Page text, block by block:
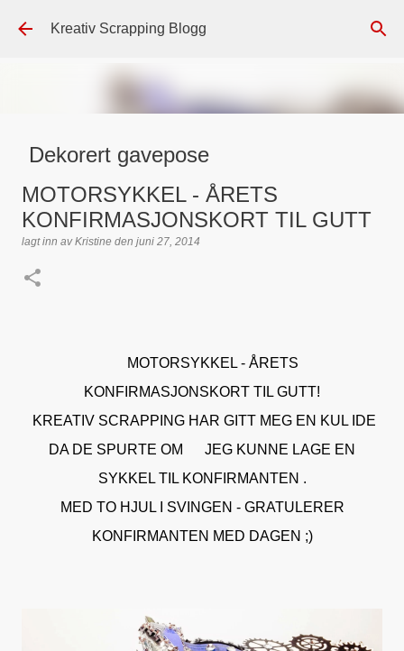
Gå til hovedinnhold
Kreativ Scrapping Blogg
Dekorert gavepose
august 04, 2026
TEKST KLISTREMERKER / STICKERS
MOTORSYKKEL - ÅRETS
KONFIRMASJONSKORT TIL GUTT
lagt inn avKristine den juni 27, 2014
MOTORSYKKEL - ÅRETS
KONFIRMASJONSKORT TIL GUTT!
KREATIV SCRAPPING HAR GITT MEG EN KUL IDE
DA DE SPURTE OM JEG KUNNE LAGE EN
SYKKEL TIL KONFIRMANTEN .
MED TO HJUL I SVINGEN - GRATULERER
KONFIRMANTEN MED DAGEN ;)